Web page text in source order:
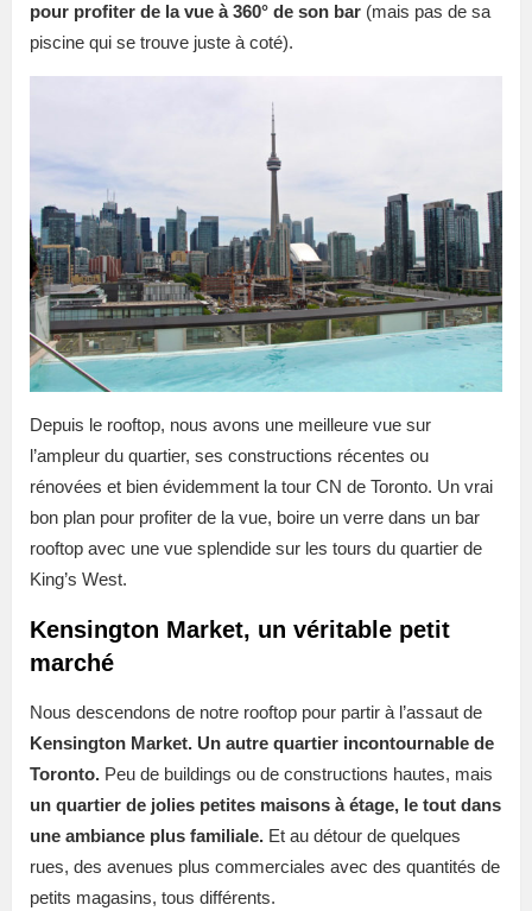
pour profiter de la vue à 360° de son bar (mais pas de sa
piscine qui se trouve juste à coté).
Depuis le rooftop, nous avons une meilleure vue sur
l’ampleur du quartier, ses constructions récentes ou
rénovées et bien évidemment la tour CN de Toronto. Un vrai
bon plan pour profiter de la vue, boire un verre dans un bar
rooftop avec une vue splendide sur les tours du quartier de
King’s West.
Kensington Market, un véritable petit
marché
Nous descendons de notre rooftop pour partir à l’assaut de
Kensington Market. Un autre quartier incontournable de
Toronto. Peu de buildings ou de constructions hautes, mais
un quartier de jolies petites maisons à étage, le tout dans
une ambiance plus familiale. Et au détour de quelques
rues, des avenues plus commerciales avec des quantités de
petits magasins, tous différents.